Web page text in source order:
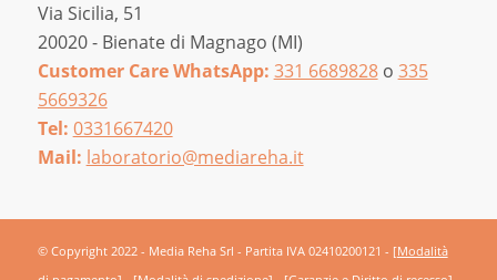
Via Sicilia, 51
20020 - Bienate di Magnago (MI)
Customer Care WhatsApp: 331 6689828o 335
5669326
Tel: 0331667420
Mail: laboratorio@mediareha.it
© Copyright 2022 - Media Reha Srl - Partita IVA 02410200121 - [Modalità